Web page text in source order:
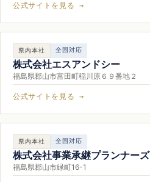
公式サイトを見る →
県内本社 全国対応
株式会社エスアンドシー
福島県郡山市富田町稲川原６９番地２
公式サイトを見る →
県内本社 全国対応
株式会社事業承継プランナーズ
福島県郡山市緑町16-1